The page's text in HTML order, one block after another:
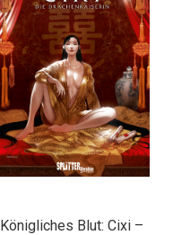
Königliches Blut: Cixi –